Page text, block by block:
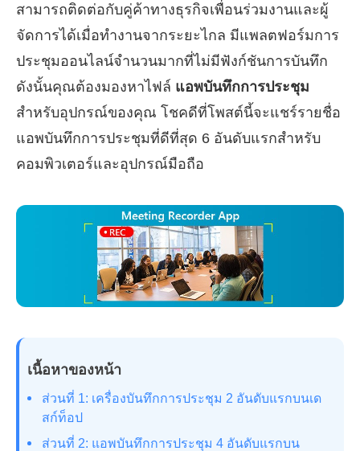
สามารถติดต่อกับคู่ค้าทางธุรกิจเพื่อนร่วมงานและผู้
จัดการได้เมื่อทำงานจากระยะไกล มีแพลตฟอร์มการ
ประชุมออนไลน์จำนวนมากที่ไม่มีฟังก์ชันการบันทึก
ดังนั้นคุณต้องมองหาไฟล์ แอพบันทึกการประชุม
สำหรับอุปกรณ์ของคุณ โชคดีที่โพสต์นี้จะแชร์รายชื่อ
แอพบันทึกการประชุมที่ดีที่สุด 6 อันดับแรกสำหรับ
คอมพิวเตอร์และอุปกรณ์มือถือ
เนื้อหาของหน้า
ส่วนที่ 1: เครื่องบันทึกการประชุม 2 อันดับแรกบนเด
สก์ท็อป
ส่วนที่ 2: แอพบันทึกการประชุม 4 อันดับแรกบน